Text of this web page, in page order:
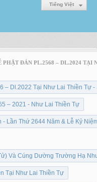
Tiếng Việt
ĐẢN PL.2568 – DL.2024 TẠI
– Dl.2022 Tại Như Lai Thiền Tự -
– 2021 - Như Lai Thiền Tự
Lần Thứ 2644 Năm & Lễ Kỷ
Và Cúng Dường Trường Hạ
Tại Như Lai Thiền Tự